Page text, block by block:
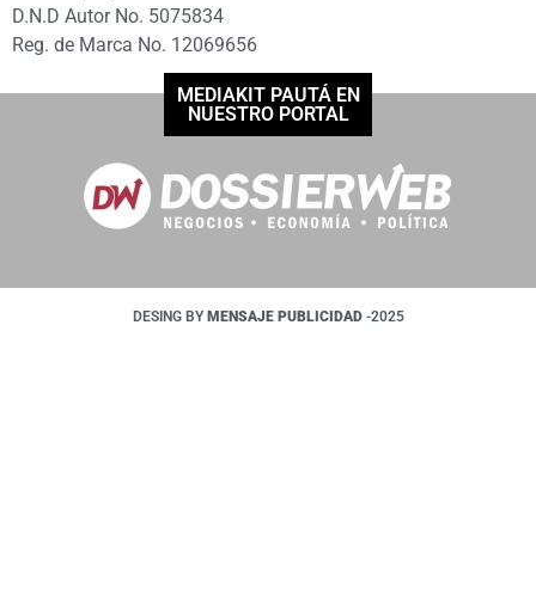
D.N.D Autor No. 5075834
Reg. de Marca No. 12069656
MEDIAKIT PAUTÁ EN
NUESTRO PORTAL
DESING BY MENSAJE PUBLICIDAD -2025